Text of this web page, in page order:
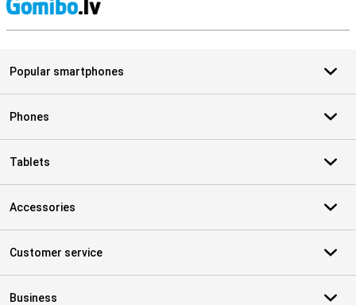
Popular smartphones
Phones
Tablets
Accessories
Customer service
Business